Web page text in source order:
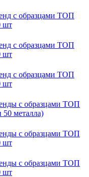
с образцами ТОП
шт
с образцами ТОП
шт
с образцами ТОП
шт
с образцами ТОП
50 металла)
с образцами ТОП
шт
с образцами ТОП
шт